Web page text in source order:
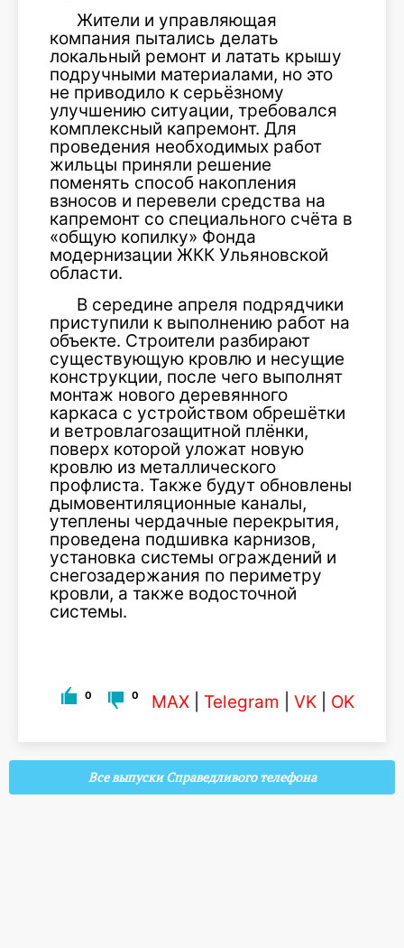
Жители и управляющая
компания пытались делать
локальный ремонт и латать крышу
подручными материалами, но это
не приводило к серьёзному
улучшению ситуации, требовался
комплексный капремонт. Для
проведения необходимых работ
жильцы приняли решение
поменять способ накопления
взносов и перевели средства на
капремонт со специального счёта в
«общую копилку» Фонда
модернизации ЖКК Ульяновской
области.
В середине апреля подрядчики
приступили к выполнению работ на
объекте. Строители разбирают
существующую кровлю и несущие
конструкции, после чего выполнят
монтаж нового деревянного
каркаса с устройством обрешётки
и ветровлагозащитной плёнки,
поверх которой уложат новую
кровлю из металлического
профлиста. Также будут обновлены
дымовентиляционные каналы,
утеплены чердачные перекрытия,
проведена подшивка карнизов,
установка системы ограждений и
снегозадержания по периметру
кровли, а также водосточной
системы.
0 0 MAX Telegram VK OK
Все выпуски Справедливого телефона